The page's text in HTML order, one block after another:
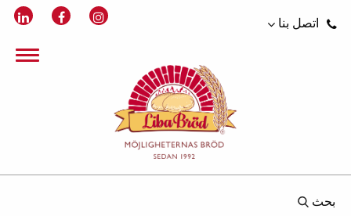
اتصل بنا
بحث